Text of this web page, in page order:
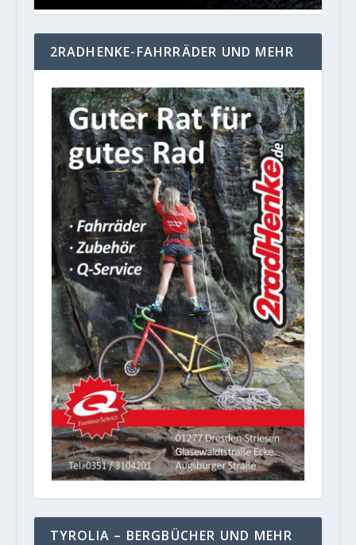
2RADHENKE-FAHRRÄDER UND MEHR
TYROLIA – BERGBÜCHER UND MEHR